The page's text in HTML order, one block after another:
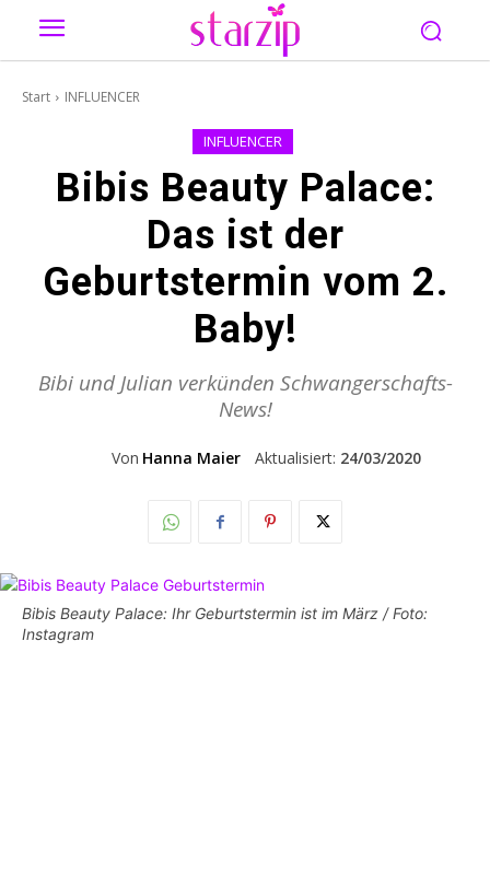
Start INFLUENCER
INFLUENCER
Bibis Beauty Palace:
Das ist der
Geburtstermin vom 2.
Baby!
Bibi und Julian verkünden Schwangerschafts-
News!
Von Hanna Maier Aktualisiert: 24/03/2020
Bibis Beauty Palace: Ihr Geburtstermin ist im März / Foto:
Instagram